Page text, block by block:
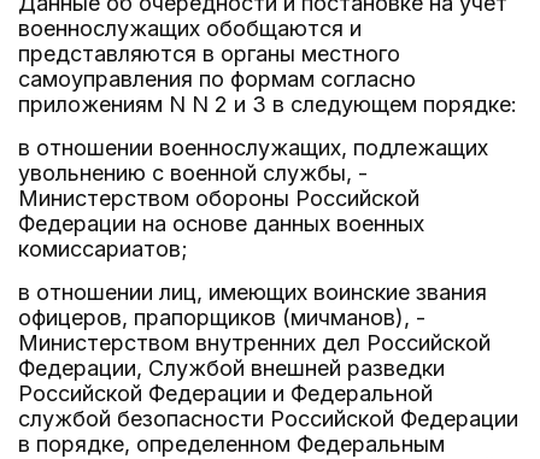
военнослужащих обобщаются и
представляются в органы местного
самоуправления по формам согласно
приложениям N N 2 и 3 в следующем порядке:
в отношении военнослужащих, подлежащих
увольнению с военной службы, -
Министерством обороны Российской
Федерации на основе данных военных
комиссариатов;
в отношении лиц, имеющих воинские звания
офицеров, прапорщиков (мичманов), -
Министерством внутренних дел Российской
Федерации, Службой внешней разведки
Российской Федерации и Федеральной
службой безопасности Российской Федерации
в порядке, определенном Федеральным